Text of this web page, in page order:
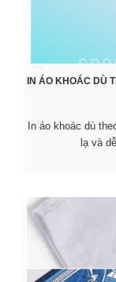
IN ÁO KHOÁC DÙ
In áo khoác dù
lạ và